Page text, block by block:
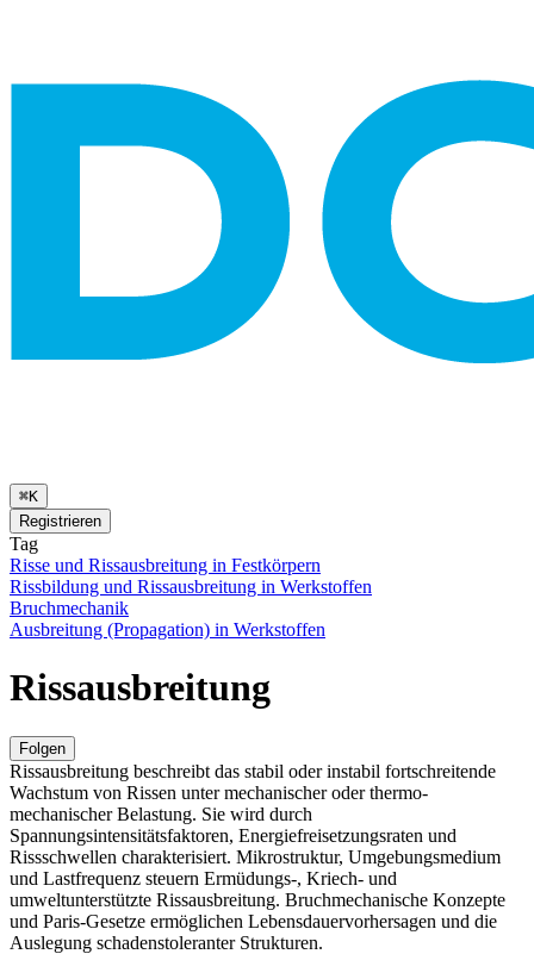
⌘K
Registrieren
Tag
Risse und Rissausbreitung in Festkörpern
Rissbildung und Rissausbreitung in Werkstoffen
Bruchmechanik
Ausbreitung (Propagation) in Werkstoffen
Rissausbreitung
Folgen
Rissausbreitung beschreibt das stabil oder instabil fortschreitende
Wachstum von Rissen unter mechanischer oder thermo-
mechanischer Belastung. Sie wird durch
Spannungsintensitätsfaktoren, Energiefreisetzungsraten und
Rissschwellen charakterisiert. Mikrostruktur, Umgebungsmedium
und Lastfrequenz steuern Ermüdungs-, Kriech- und
umweltunterstützte Rissausbreitung. Bruchmechanische Konzepte
und Paris-Gesetze ermöglichen Lebensdauervorhersagen und die
Auslegung schadenstoleranter Strukturen.